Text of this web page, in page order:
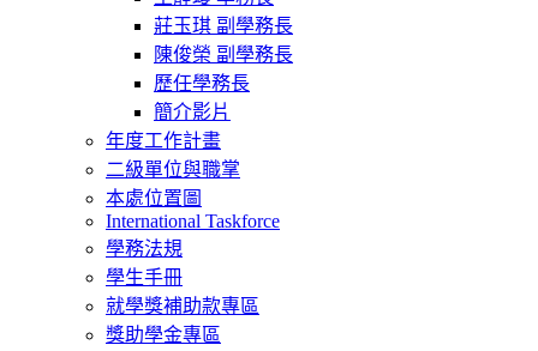
莊玉琪 副學務長
陳俊榮 副學務長
歷任學務長
簡介影片
年度工作計畫
二級單位與職掌
本處位置圖
International Taskforce
學務法規
學生手冊
就學獎補助款專區
獎助學金專區